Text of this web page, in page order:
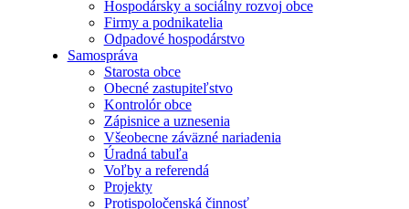
Hospodársky a sociálny rozvoj obce
Firmy a podnikatelia
Odpadové hospodárstvo
Samospráva
Starosta obce
Obecné zastupiteľstvo
Kontrolór obce
Zápisnice a uznesenia
Všeobecne záväzné nariadenia
Úradná tabuľa
Voľby a referendá
Projekty
Protispoločenská činnosť